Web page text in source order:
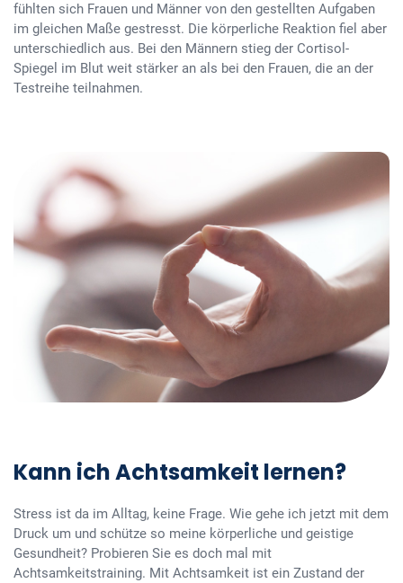
fühlten sich Frauen und Männer von den gestellten Aufgaben
im gleichen Maße gestresst. Die körperliche Reaktion fiel aber
unterschiedlich aus. Bei den Männern stieg der Cortisol-
Spiegel im Blut weit stärker an als bei den Frauen, die an der
Testreihe teilnahmen.
Kann ich Achtsamkeit lernen?
Stress ist da im Alltag, keine Frage. Wie gehe ich jetzt mit dem
Druck um und schütze so meine körperliche und geistige
Gesundheit? Probieren Sie es doch mal mit
Achtsamkeitstraining. Mit Achtsamkeit ist ein Zustand der